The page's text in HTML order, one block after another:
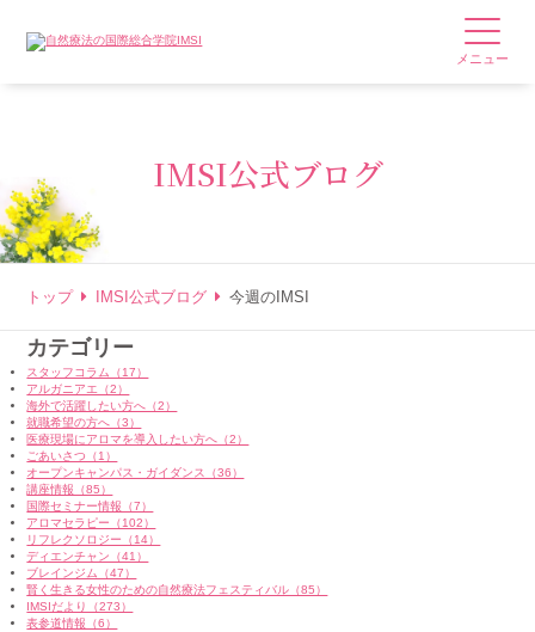
メニュー
IMSI公式ブログ
トップ IMSI公式ブログ 今週のIMSI
カテゴリー
スタッフコラム（17）
アルガニアエ（2）
海外で活躍したい方へ（2）
就職希望の方へ（3）
医療現場にアロマを導入したい方へ（2）
ごあいさつ（1）
オープンキャンパス・ガイダンス（36）
講座情報（85）
国際セミナー情報（7）
アロマセラピー（102）
リフレクソロジー（14）
ディエンチャン（41）
ブレインジム（47）
賢く生きる女性のための自然療法フェスティバル（85）
IMSIだより（273）
表参道情報（6）